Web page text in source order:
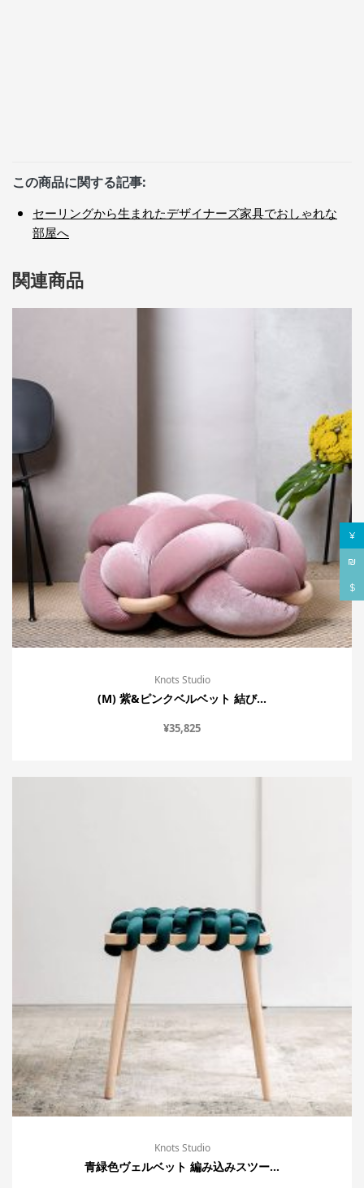
¥
₪
$
この商品に関する記事:
セーリングから生まれたデザイナーズ家具でおしゃれな
部屋へ
関連商品
Knots Studio
(M) 紫&ピンクベルベット 結び...
¥35,825
Knots Studio
青緑色ヴェルベット 編み込みスツー...